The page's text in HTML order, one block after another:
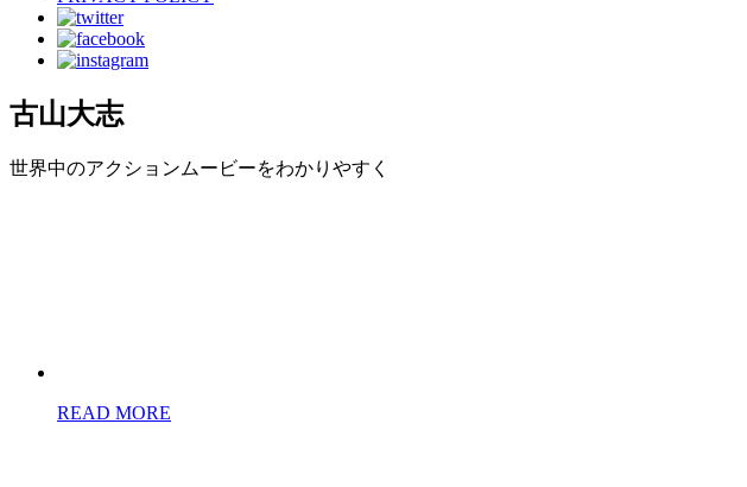
古山大志
世界中のアクションムービーをわかりやすく
READ MORE